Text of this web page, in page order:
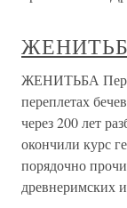
ЖЕНИТЬБА
переплетах
через 200 лет
окончили курс
порядочно
древнеримских и